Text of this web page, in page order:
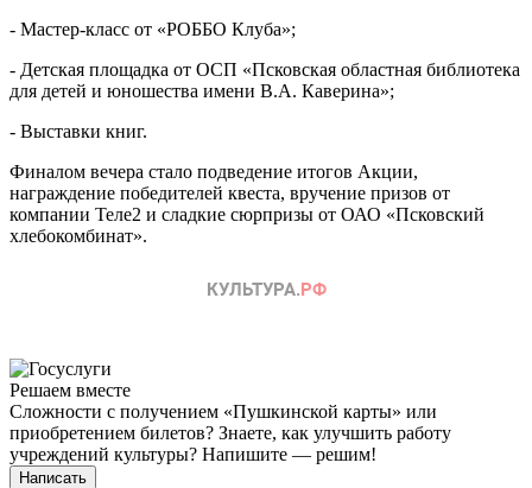
- Мастер-класс от «РОББО Клуба»;
- Детская площадка от ОСП «Псковская областная библиотека
для детей и юношества имени В.А. Каверина»;
- Выставки книг.
Финалом вечера стало подведение итогов Акции,
награждение победителей квеста, вручение призов от
компании Теле2 и сладкие сюрпризы от ОАО «Псковский
хлебокомбинат».
Решаем вместе
Сложности с получением «Пушкинской карты» или
приобретением билетов? Знаете, как улучшить работу
учреждений культуры? Напишите — решим!
Написать